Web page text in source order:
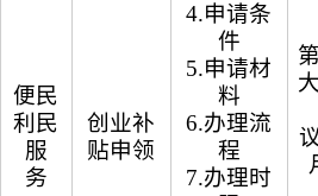
便民
利民
服
务
创业补
贴申领
4.申请条
件
5.申请材
料
6.办理流
程
7.办理时